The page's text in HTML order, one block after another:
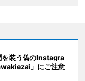
を装う偽のInstagra
」にご注意